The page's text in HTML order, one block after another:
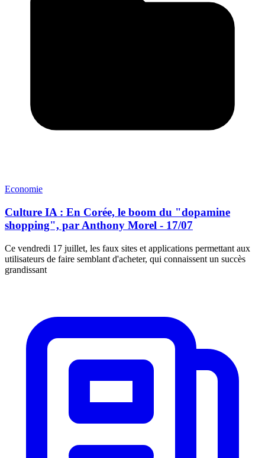
Economie
Culture IA : En Corée, le boom du "dopamine
shopping", par Anthony Morel - 17/07
Ce vendredi 17 juillet, les faux sites et applications permettant aux
utilisateurs de faire semblant d'acheter, qui connaissent un succès
grandissant